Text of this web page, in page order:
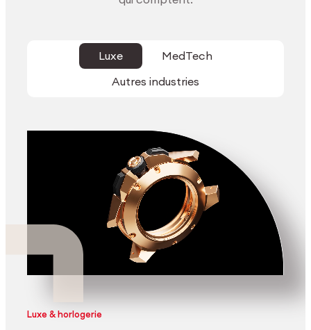
Luxe
MedTech
Autres industries
Luxe & horlogerie